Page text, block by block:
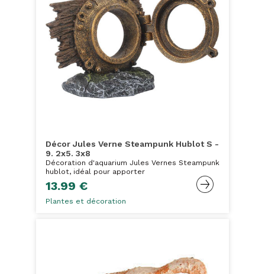
Décor Jules Verne Steampunk Hublot S -
9. 2x5. 3x8
Décoration d'aquarium Jules Vernes Steampunk
hublot, idéal pour apporter
13.99 €
Plantes et décoration